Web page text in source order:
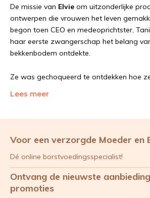
De missie van Elvie om uitzonderlijke
ontwerpen die vrouwen het leven
begon toen CEO en medeoprichtster,
haar eerste zwangerschap het belang
bekkenbodem ontdekte.
Ze was gechoqueerd te ontdekken hoe
borstkolf.
Lees meer
Voor een verzorgde Moeder en
Dé online borstvoedingsspecialist!
Ontvang de nieuwste
promoties